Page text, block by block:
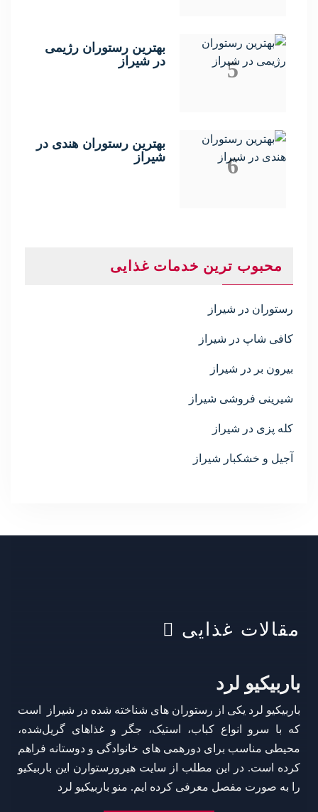
5
بهترین رستوران رژیمی
در شیراز
6
بهترین رستوران هندی در
شیراز
محبوب ترین خدمات غذایی
رستوران در شیراز
کافی شاپ در شیراز
بیرون بر در شیراز
شیرینی فروشی شیراز
کله پزی در شیراز
آجیل و خشکبار شیراز
مقالات غذایی
باربیکیو لرد
باربیکیو لرد یکی از رستوران‌ های شناخته‌ شده در شیراز است
که با سرو انواع کباب، استیک، جگر و غذاهای گریل‌شده،
محیطی مناسب برای دورهمی‌ های خانوادگی و دوستانه فراهم
کرده است. در این مطلب از سایت هیرورستوارن این باربیکیو
را به صورت مفصل معرفی کرده ایم. منو باربیکیو لرد